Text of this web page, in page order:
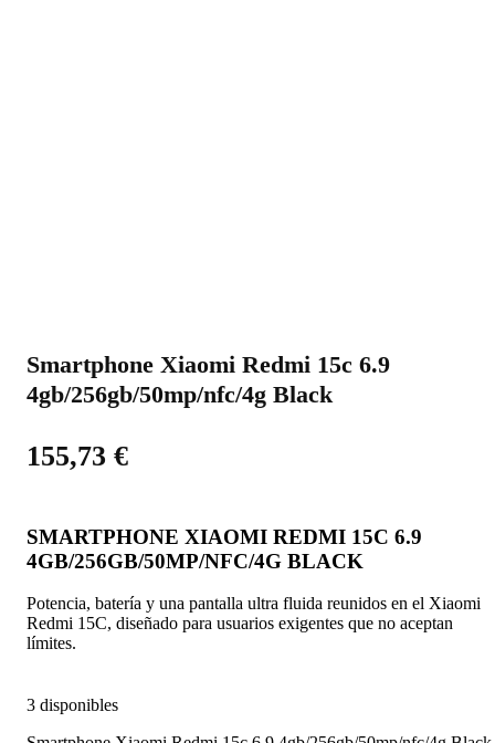
Smartphone Xiaomi Redmi 15c 6.9
4gb/256gb/50mp/nfc/4g Black
155,73 €
SMARTPHONE XIAOMI REDMI 15C 6.9
4GB/256GB/50MP/NFC/4G BLACK
Potencia, batería y una pantalla ultra fluida reunidos en el Xiaomi
Redmi 15C, diseñado para usuarios exigentes que no aceptan
límites.
3 disponibles